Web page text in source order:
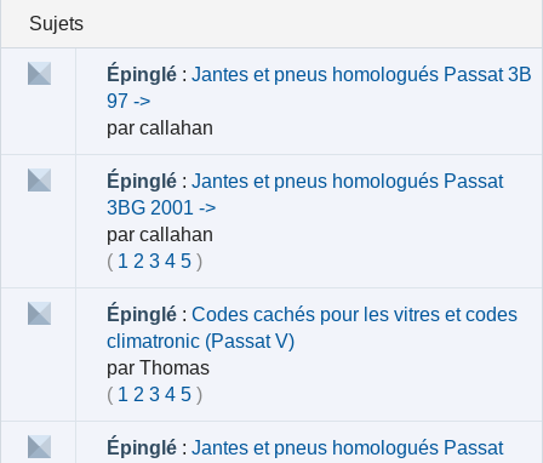
Sujets
Épinglé: Jantes et pneus homologués Passat 3B
97 ->
par callahan
Épinglé: Jantes et pneus homologués Passat
3BG 2001 ->
par callahan
( 1 2 3 4 5)
Épinglé: Codes cachés pour les vitres et codes
climatronic (Passat V)
par Thomas
( 1 2 3 4 5)
Épinglé: Jantes et pneus homologués Passat